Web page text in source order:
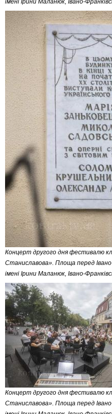
імені Ірини Маланюк, Івано-
Концерт другого дня фестивалю
Станиславова». Площа перед
імені Ірини Маланюк, Івано-
Концерт другого дня фестивалю
Станиславова». Площа перед